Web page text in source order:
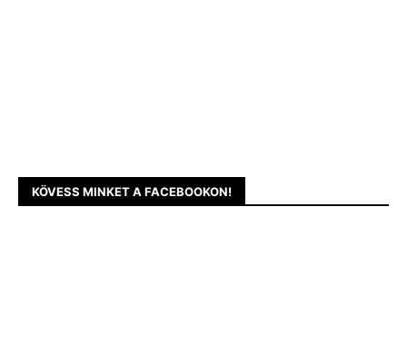
KÖVESS MINKET A FACEBOOKON!